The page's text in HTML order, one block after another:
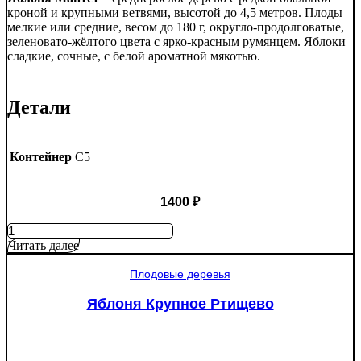
кроной и крупными ветвями, высотой до 4,5 метров. Плоды
мелкие или средние, весом до 180 г, округло-продолговатые,
зеленовато-жёлтого цвета с ярко-красным румянцем. Яблоки
сладкие, сочные, с белой ароматной мякотью.
Детали
Контейнер C5
1400 ₽
Количество
товара
Яблоня
Читать далее
Плодовые деревья
Яблоня Крупное Ртищево